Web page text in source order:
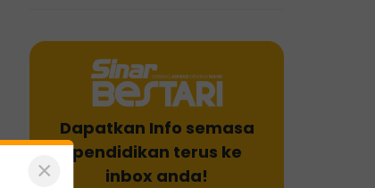
Dapatkan Info semasa
pendidikan terus ke
inbox anda!
×